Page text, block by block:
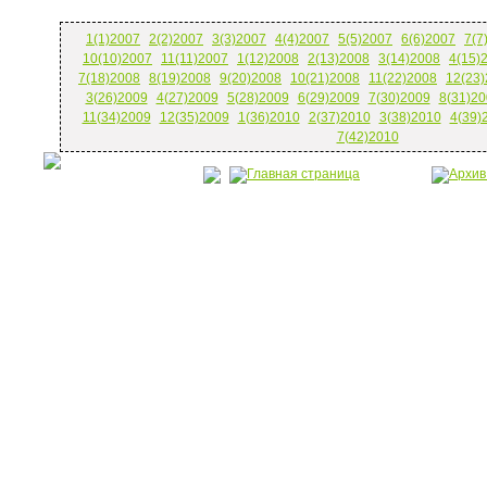
1(1)2007 2(2)2007 3(3)2007 4(4)2007 5(5)2007 6(6)2007
10(10)2007
11(11)2007 1(12)2008 2(13)2008 3(14)2008
7(18)2008 8(19)2008 9(20)2008 10(21)2008 11(22)2008
3(26)2009
4(27)2009 5(28)2009 6(29)2009 7(30)2009
11(34)2009
12(35)2009 1(36)2010 2(37)2010 3(38)2010
7(42)2010